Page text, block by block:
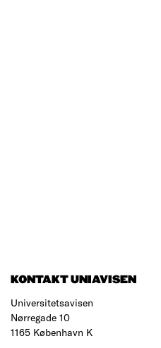
KONTAKT UNIAVISEN
Universitetsavisen
Nørregade 10
1165 København K